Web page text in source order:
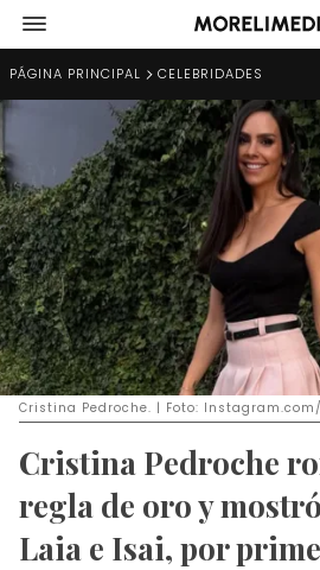
PÁGINA PRINCIPAL CELEBRIDADES
Cristina Pedroche. | Foto:
Cristina Pedroche
regla de oro y
Laia e Isai, por